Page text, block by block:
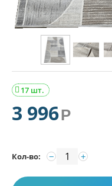
17 шт.

3 996Р
Кол-во: +
−